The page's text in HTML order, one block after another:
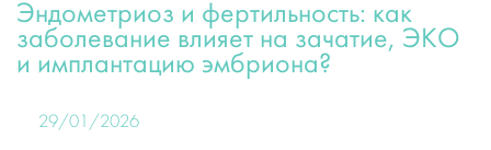
Эндометриоз и фертильность: как
заболевание влияет на зачатие, ЭКО
и имплантацию эмбриона?
29/01/2026